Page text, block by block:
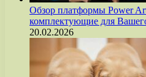
Обзор платформы Power
комплектующие для
20.02.2026